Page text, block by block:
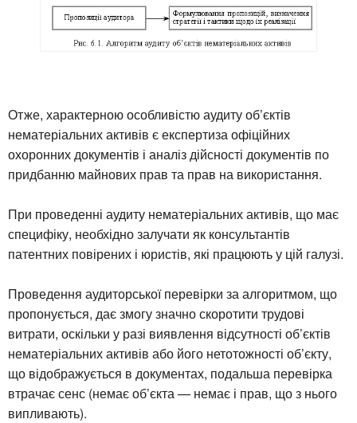
Отже, характерною особливістю аудиту об’єктів
нематеріальних активів є експертиза офіційних
охоронних документів і аналіз дійсності документів по
придбанню майнових прав та прав на використання.
При проведенні аудиту нематеріальних активів, що має
специфіку, необхідно залучати як консультантів
патентних повірених і юристів, які працюють у цій галузі.
Проведення аудиторської перевірки за алгоритмом, що
пропонується, дає змогу значно скоротити трудові
витрати, оскільки у разі виявлення відсутності об’єктів
нематеріальних активів або його нетотожності об’єкту,
що відображується в документах, подальша перевірка
втрачає сенс (немає об’єкта — немає і прав, що з нього
випливають).